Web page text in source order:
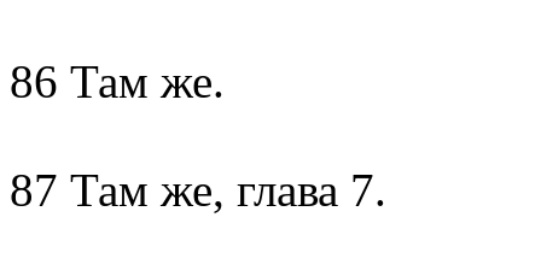
86 Там же.
87 Там же, глава 7.